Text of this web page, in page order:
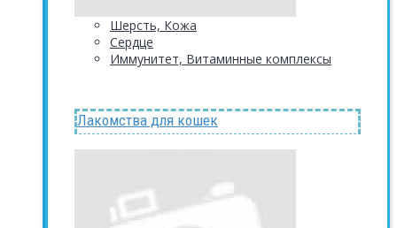
Шерсть, Кожа
Сердце
Иммунитет, Витаминные комплексы
Лакомства для кошек